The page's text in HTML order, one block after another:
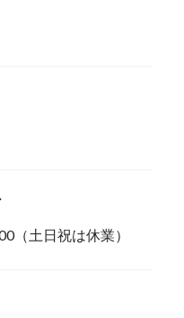
（土日祝は休業）